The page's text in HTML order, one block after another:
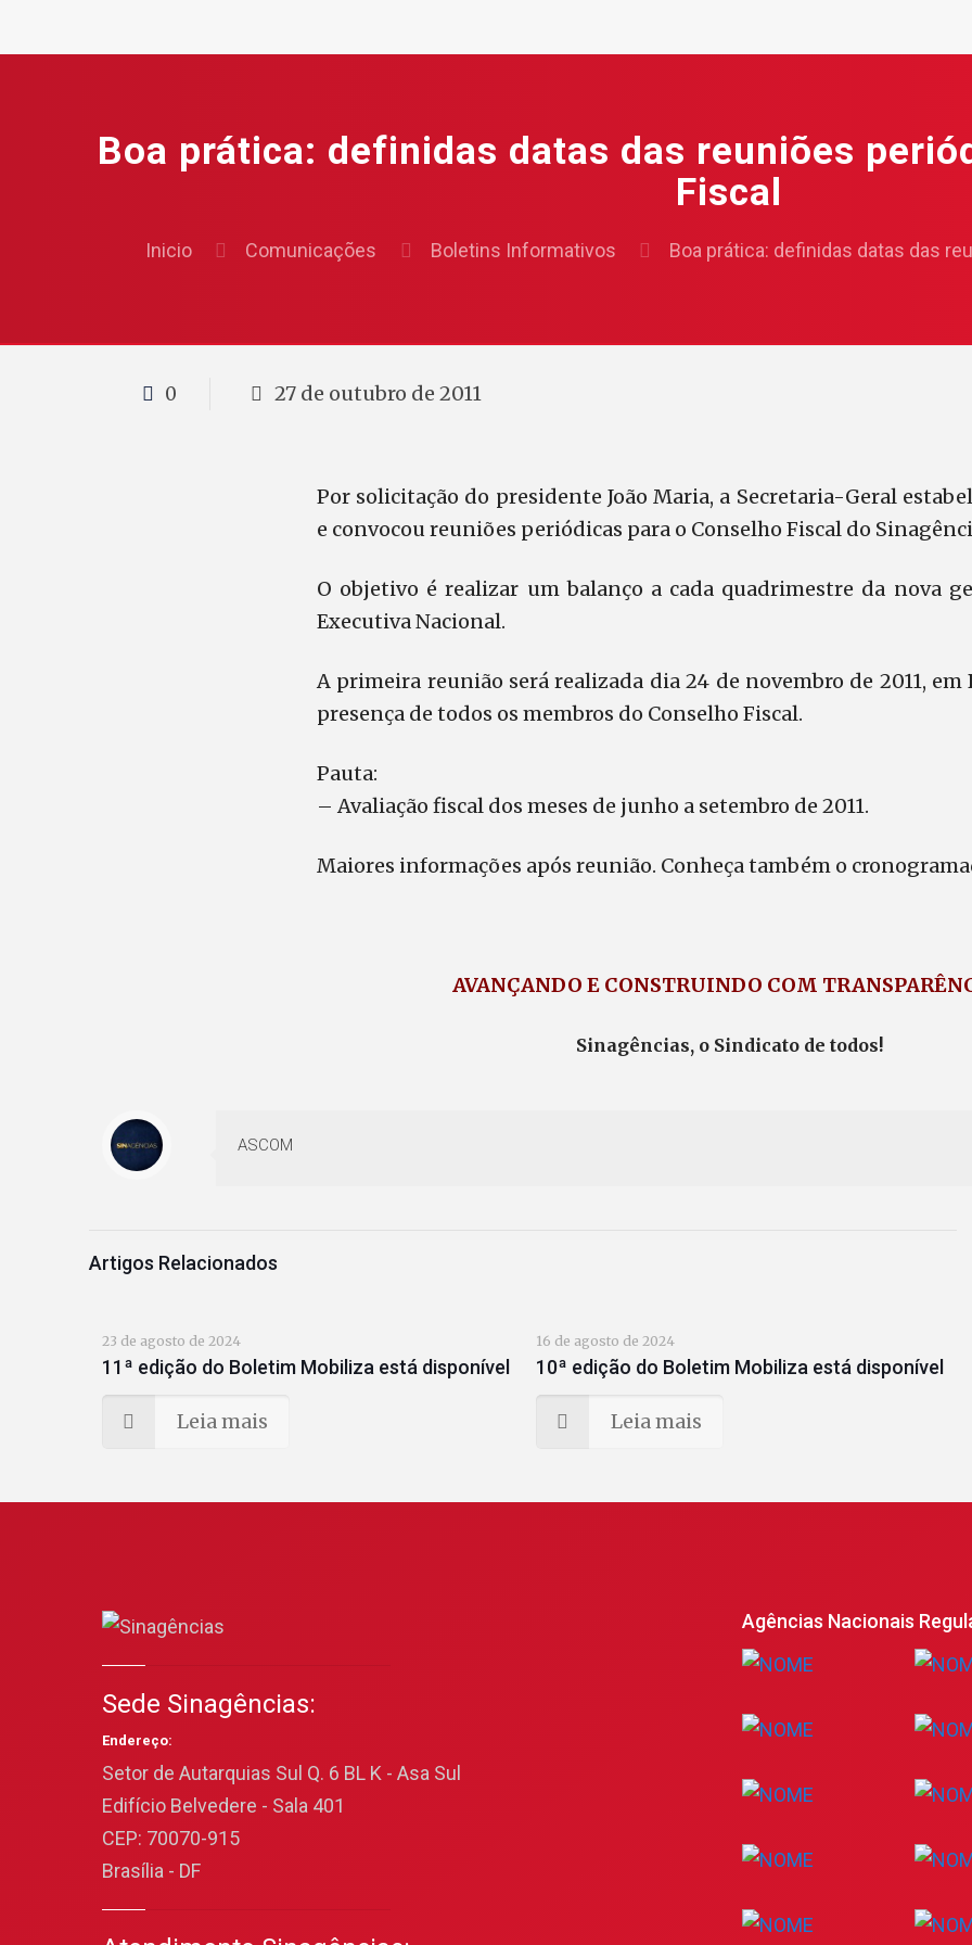
Boa prática: definidas datas das reuniões
Fiscal
Inicio Comunicações Boletins Informativos Boa prática: definidas datas das
0 27 de outubro de 2011
Por solicitação do presidente João Maria, a Secretaria-Geral
e convocou reuniões periódicas para o Conselho Fiscal do
O objetivo é realizar um balanço a cada quadrimestre da nova
Executiva Nacional.
A primeira reunião será realizada dia 24 de novembro de 2011, em
presença de todos os membros do Conselho Fiscal.
Pauta:
– Avaliação fiscal dos meses de junho a setembro de 2011.
Maiores informações após reunião. Conheça também o
AVANÇANDO E CONSTRUINDO COM
Sinagências, o Sindicato de todos!
ASCOM
Artigos Relacionados
23 de agosto de 2024
11ª edição do Boletim Mobiliza está disponível
Leia mais
16 de agosto de 2024
10ª edição do Boletim Mobiliza está disponível
Leia mais
Sede Sinagências:
Endereço:
Setor de Autarquias Sul Q. 6 BL K - Asa Sul
Edifício Belvedere - Sala 401
CEP: 70070-915
Brasília - DF
Agências Nacionais